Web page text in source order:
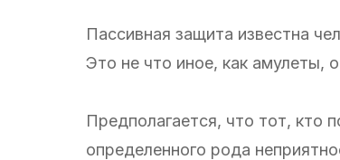
Пассивная защита известна
Это не что иное, как амулеты,
Предполагается, что тот, кто
определенного рода